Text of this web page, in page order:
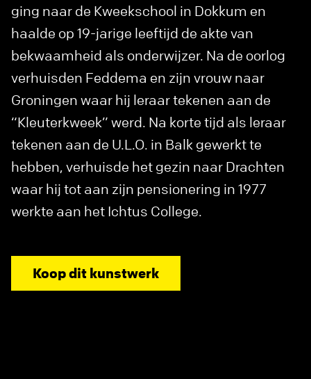
ging naar de Kweekschool in Dokkum en
haalde op 19-jarige leeftijd de akte van
bekwaamheid als onderwijzer. Na de oorlog
verhuisden Feddema en zijn vrouw naar
Groningen waar hij leraar tekenen aan de
“Kleuterkweek” werd. Na korte tijd als leraar
tekenen aan de U.L.O. in Balk gewerkt te
hebben, verhuisde het gezin naar Drachten
waar hij tot aan zijn pensionering in 1977
werkte aan het Ichtus College.
Koop dit kunstwerk